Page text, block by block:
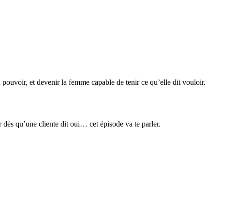
et devenir la femme capable de tenir ce qu’elle dit vouloir.
qu’une cliente dit oui… cet épisode va te parler.